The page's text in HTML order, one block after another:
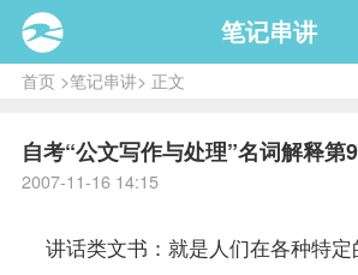
笔记串讲
首页>笔记串讲> 正文
自考“公文写作与处理”名词解释第
2007-11-16 14:15
讲话类文书：就是人们在各种特定